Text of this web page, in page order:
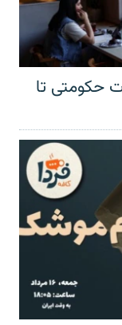
حکومتی تا